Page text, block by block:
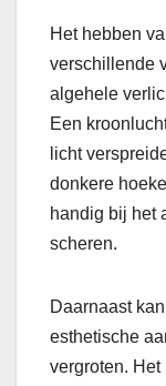
Het hebben
verschillende
algehele
Een
licht
donkere
handig bij het
scheren.
Daarnaast
esthetische
vergroten.